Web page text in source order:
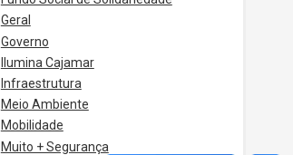
Geral
Governo
Ilumina Cajamar
Infraestrutura
Meio Ambiente
Mobilidade
Muito + Segurança